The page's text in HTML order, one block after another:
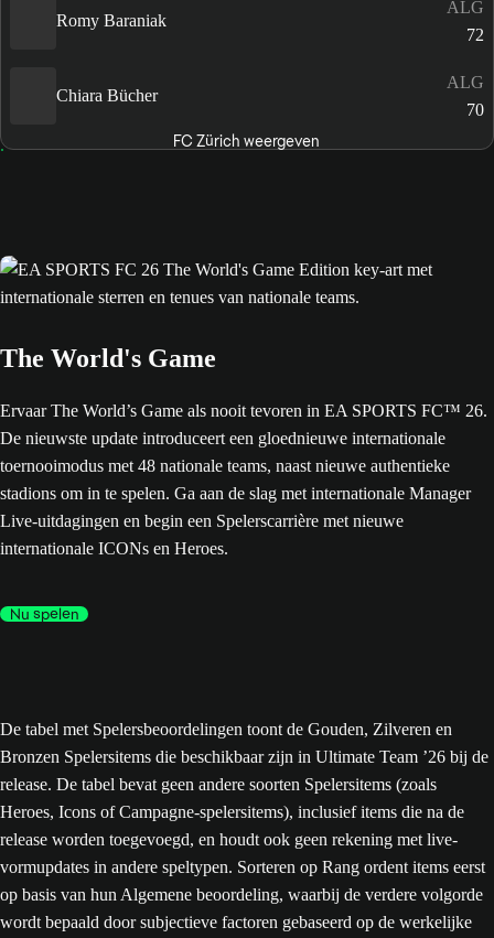
Romy Baraniak
ALG
72
Chiara Bücher
ALG
70
FC Zürich weergeven
The World's Game
Ervaar The World’s Game als nooit tevoren in EA SPORTS FC™ 26.
De nieuwste update introduceert een gloednieuwe internationale
toernooimodus met 48 nationale teams, naast nieuwe authentieke
stadions om in te spelen. Ga aan de slag met internationale Manager
Live-uitdagingen en begin een Spelerscarrière met nieuwe
internationale ICONs en Heroes.
Nu spelen
De tabel met Spelersbeoordelingen toont de Gouden, Zilveren en
Bronzen Spelersitems die beschikbaar zijn in Ultimate Team ’26 bij de
release. De tabel bevat geen andere soorten Spelersitems (zoals
Heroes, Icons of Campagne-spelersitems), inclusief items die na de
release worden toegevoegd, en houdt ook geen rekening met live-
vormupdates in andere speltypen. Sorteren op Rang ordent items eerst
op basis van hun Algemene beoordeling, waarbij de verdere volgorde
wordt bepaald door subjectieve factoren gebaseerd op de werkelijke